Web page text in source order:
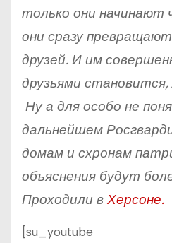
только они начинают
они сразу
друзей. И им
друзьями
Ну а для особо не
дальнейшем
домам и схронам
объяснения будут
Проходили вХерсоне.
[su_youtube